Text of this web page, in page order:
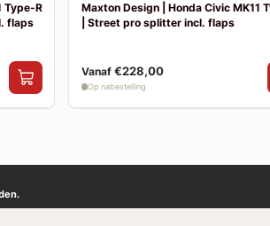
Type-R
flaps
Maxton Design | Honda Civic MK11
| Street pro splitter incl. flaps
Vanaf €228,00
Op nabestelling